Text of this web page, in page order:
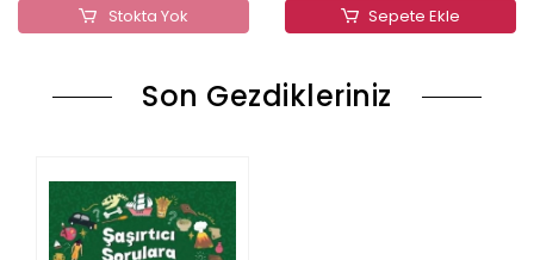
Stokta Yok Sepete Ekle
Son Gezdikleriniz